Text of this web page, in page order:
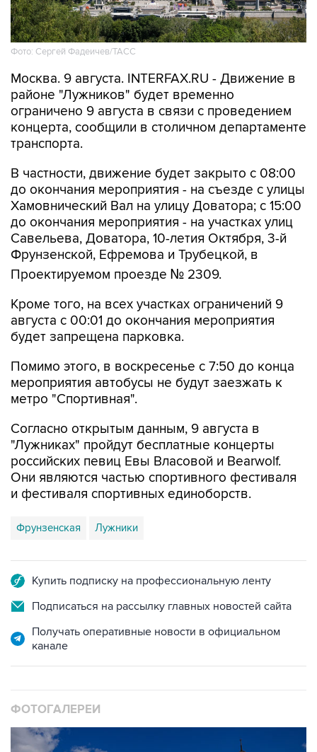
Фото: Сергей Фадеичев/ТАСС
Москва. 9 августа. INTERFAX.RU - Движение в
районе "Лужников" будет временно
ограничено 9 августа в связи с проведением
концерта, сообщили в столичном департаменте
транспорта.
В частности, движение будет закрыто с 08:00
до окончания мероприятия - на съезде с улицы
Хамовнический Вал на улицу Доватора; с 15:00
до окончания мероприятия - на участках улиц
Савельева, Доватора, 10-летия Октября, 3-й
Фрунзенской, Ефремова и Трубецкой, в
Проектируемом проезде № 2309.
Кроме того, на всех участках ограничений 9
августа с 00:01 до окончания мероприятия
будет запрещена парковка.
Помимо этого, в воскресенье с 7:50 до конца
мероприятия автобусы не будут заезжать к
метро "Спортивная".
Согласно открытым данным, 9 августа в
"Лужниках" пройдут бесплатные концерты
российских певиц Евы Власовой и Bearwolf.
Они являются частью спортивного фестиваля
и фестиваля спортивных единоборств.
Фрунзенская Лужники
Купить подписку на профессиональную ленту
Подписаться на рассылку главных новостей сайта
Получать оперативные новости в официальном
канале
ФОТОГАЛЕРЕИ